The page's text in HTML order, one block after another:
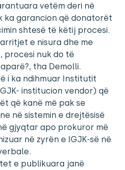
vetëm deri në
ka garancion që donatorët
shtesë të këtij procesi.
e nisura dhe me
procesi nuk do të
tha Demolli.
i ka ndihmuar Institutit
institucion vendor) që
që kanë më pak se
në sistemin e drejtësisë
gjyqtar apo prokuror më
në zyrën e IGJK-së në
e publikuara janë